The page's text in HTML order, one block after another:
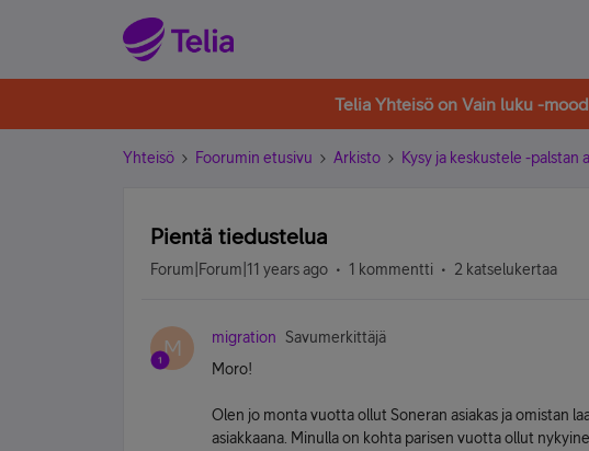
Telia Yhteisö on Vain luku -
Yhteisö Foorumin etusivu Arkisto Kysy ja keskustele -palstan
Pientä tiedustelua
Forum|Forum|11 years ago 1 kommentti 2 katselukertaa
M migration
Savumerkittäjä
Moro!
Olen jo monta vuotta ollut Soneran asiakas ja omistan
asiakkaana. Minulla on kohta parisen vuotta ollut